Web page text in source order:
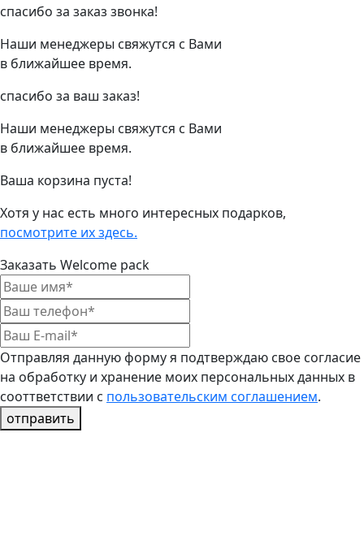
спасибо за заказ звонка!
Наши менеджеры свяжутся с Вами
в ближайшее время.
спасибо за ваш заказ!
Наши менеджеры свяжутся с Вами
в ближайшее время.
Ваша корзина пуста!
Хотя у нас есть много интересных подарков,
посмотрите их здесь.
Заказать Welcome pack
Отправляя данную форму я подтверждаю свое согласие
на обработку и хранение моих персональных данных в
сооттветствии с пользовательским соглашением.
отправить